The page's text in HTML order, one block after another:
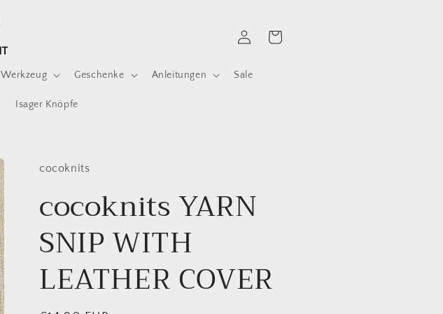
Werkzeug Geschenke Anleitungen Sale
Isager Knöpfe
EinloggenWarenkorb
cocoknits
cocoknits YARN
SNIP WITH
LEATHER COVER